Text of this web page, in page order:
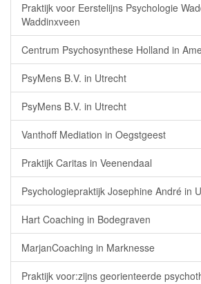
Praktijk voor Eerstelijns Psychologie
Waddinxveen
Centrum Psychosynthese Holland in
PsyMens B.V. in Utrecht
PsyMens B.V. in Utrecht
Vanthoff Mediation in Oegstgeest
Praktijk Caritas in Veenendaal
Psychologiepraktijk Josephine André in
Hart Coaching in Bodegraven
MarjanCoaching in Marknesse
Praktijk voor:zijns georienteerde